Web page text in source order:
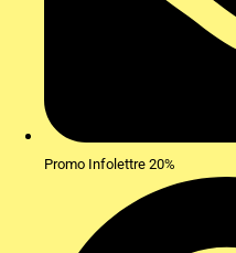
Promo Infolettre 20%